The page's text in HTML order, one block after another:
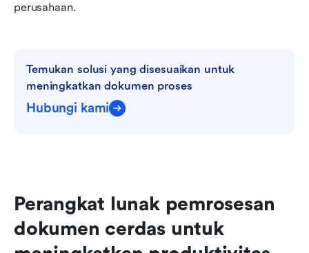
perusahaan.
Temukan solusi yang disesuaikan untuk
meningkatkan dokumen proses
Hubungi kami
Perangkat lunak pemrosesan
dokumen cerdas untuk